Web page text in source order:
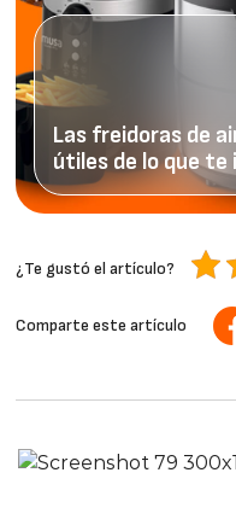
Las freidoras de
útiles de lo que te
Comparte este artículo
¿Te gustó el artículo?